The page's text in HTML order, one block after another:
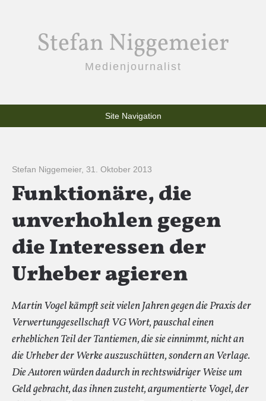
Stefan Niggemeier
Medienjournalist
Site Navigation
Stefan Niggemeier, 31. Oktober 2013
Funktionäre, die
unverhohlen gegen
die Interessen der
Urheber agieren
Martin Vogel kämpft seit vielen Jahren gegen die Praxis der
Verwertunggesellschaft VG Wort, pauschal einen
erheblichen Teil der Tantiemen, die sie einnimmt, nicht an
die Urheber der Werke auszuschütten, sondern an Verlage.
Die Autoren würden dadurch in rechtswidriger Weise um
Geld gebracht, das ihnen zusteht, argumentierte Vogel, der